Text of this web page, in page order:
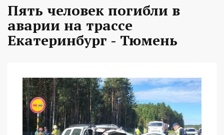
Пять человек погибли в
аварии на трассе
Екатеринбург - Тюмень